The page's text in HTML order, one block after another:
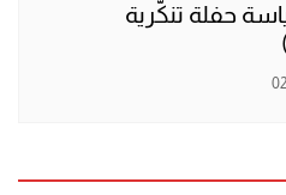
حفلة تنكّرية